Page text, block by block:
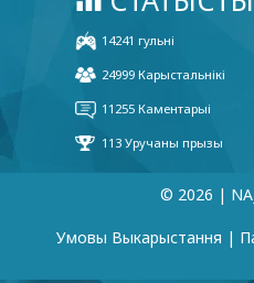
© 2026 |
Умовы Выкарыстання |